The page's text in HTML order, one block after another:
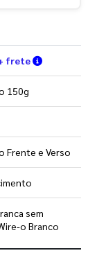
frete Verifique
150g
Frente e Verso
sem
o Branco